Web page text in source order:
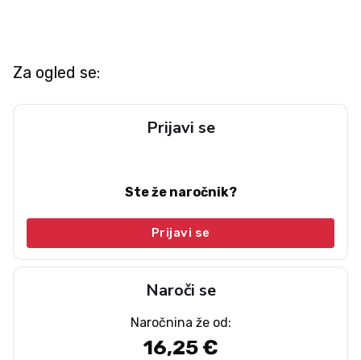
Za ogled se:
Prijavi se
Ste že naročnik?
Prijavi se
Naroči se
Naročnina že od:
16,25 €